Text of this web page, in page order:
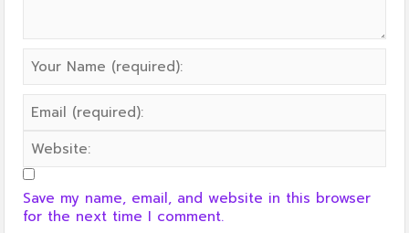
Save my name, email, and website in this browser
for the next time I comment.